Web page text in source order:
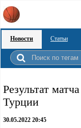
Новости Статьи
Pезультат
Турции
30.05.2022 20:45